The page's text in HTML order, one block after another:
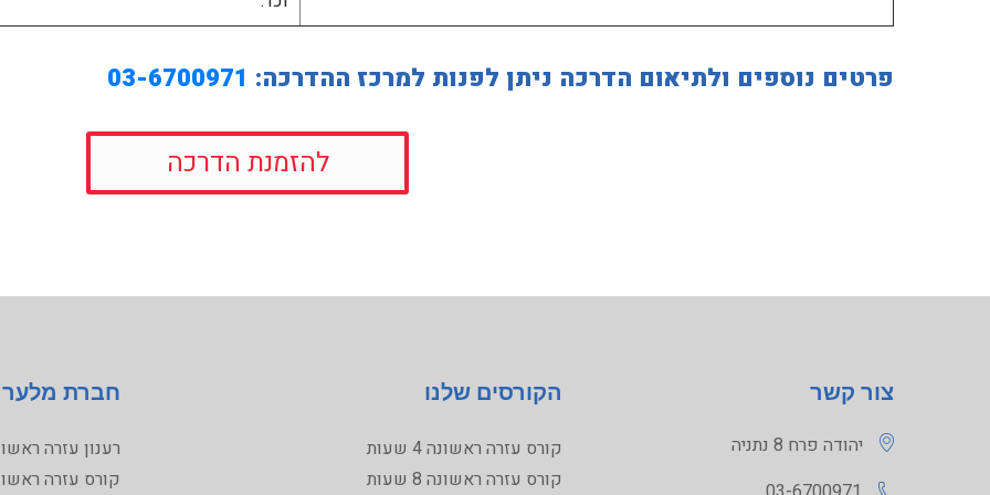
פרטים נוספים ולתיאום הדרכה ניתן לפנות למרכז ההדרכה: 03-6700971
להזמנת הדרכה
צור קשר
יהודה פרח 8 נתניה
הקורסים שלנו
קורס עזרה ראשונה 4 שעות
קורס עזרה ראשונה 8 שעות
חברת מלער
רענון עזרה
קורס עזרה